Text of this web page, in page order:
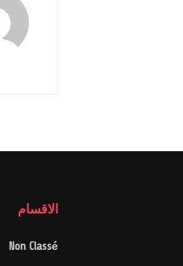
الاقسام
Non Classé